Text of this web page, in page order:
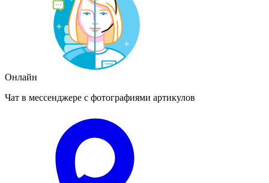
Онлайн
Чат в мессенджере с фотографиями артикулов